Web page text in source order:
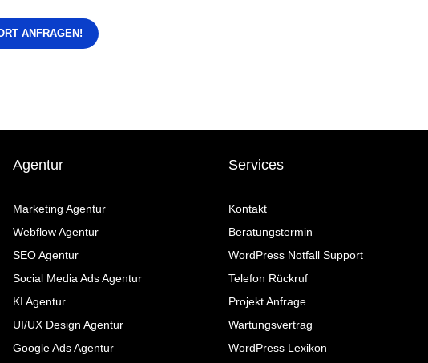
ANFRAGEN!
Agentur
Marketing Agentur
Webflow Agentur
SEO Agentur
Social Media Ads Agentur
KI Agentur
UI/UX Design Agentur
Google Ads Agentur
Services
Kontakt
Beratungstermin
WordPress Notfall Support
Telefon Rückruf
Projekt Anfrage
Wartungsvertrag
WordPress Lexikon